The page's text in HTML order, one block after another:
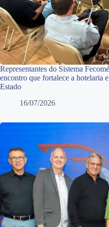
Representantes do Sistema
encontro que fortalece a hotelaria
Estado
16/07/2026